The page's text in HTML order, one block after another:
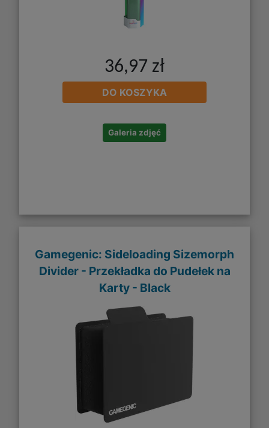
36,97 zł
DO KOSZYKA
Galeria zdjęć
Gamegenic: Sideloading Sizemorph
Divider - Przekładka do Pudełek na
Karty - Black